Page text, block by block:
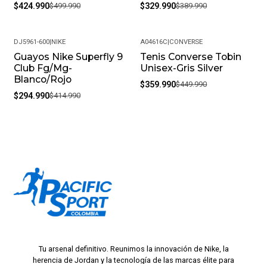
$424.990$499.990 $329.990$389.990
-29%
DJ5961-600|NIKE
Guayos Nike Superfly 9
Club Fg/Mg-
Blanco/Rojo
$294.990$414.990
-20%
A04616C|CONVERSE
Tenis Converse Tobin
Unisex-Gris Silver
$359.990$449.990
Tu arsenal definitivo. Reunimos la innovación de Nike, la
herencia de Jordan y la tecnología de las marcas élite para